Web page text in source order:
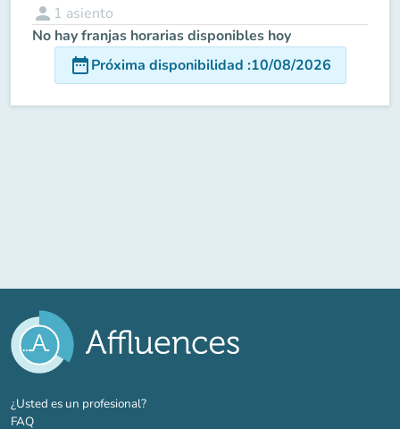
person 1 asiento
No hay franjas horarias disponibles hoy
date_rangePróxima disponibilidad :10/08/2026
¿Usted es un profesional?(nueva pestaña)
FAQ